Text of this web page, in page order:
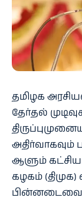
தமிழக
தேர்தல்
அதிர்வாகவும்
ஆளும்
கழகம் (திமுக)
பின்னடைவைச்